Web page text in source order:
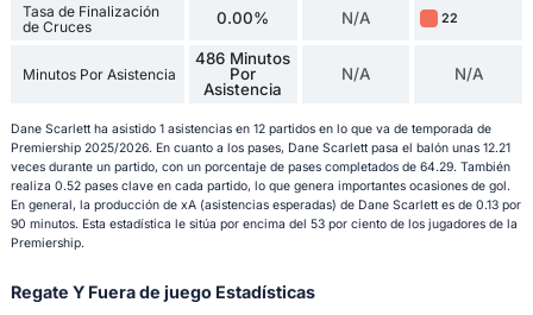
Tasa de Finalización
de Cruces
0.00% N/A 22
Minutos Por Asistencia
486 Minutos
Por
Asistencia
N/A N/A
Dane Scarlett ha asistido 1 asistencias en 12 partidos en lo que va de temporada de
Premiership 2025/2026. En cuanto a los pases, Dane Scarlett pasa el balón unas 12.21
veces durante un partido, con un porcentaje de pases completados de 64.29. También
realiza 0.52 pases clave en cada partido, lo que genera importantes ocasiones de gol.
En general, la producción de xA (asistencias esperadas) de Dane Scarlett es de 0.13 por
90 minutos. Esta estadística le sitúa por encima del 53 por ciento de los jugadores de la
Premiership.
Regate Y Fuera de juego Estadísticas